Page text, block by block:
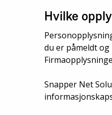
Hvilke
du er påmeldt
Snapper Net